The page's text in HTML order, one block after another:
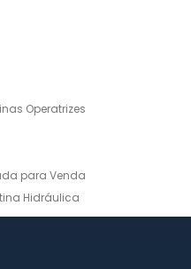
Operatrizes
para Venda
Hidráulica
e Venda